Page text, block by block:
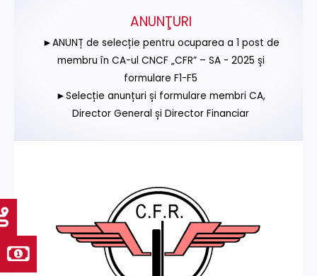
ANUNŢURI
►ANUNȚ de selecție pentru ocuparea a 1 post de
membru în CA-ul CNCF „CFR” – SA - 2025 și
formulare F1-F5
►Selecție anunțuri și formulare membri CA,
Director General și Director Financiar